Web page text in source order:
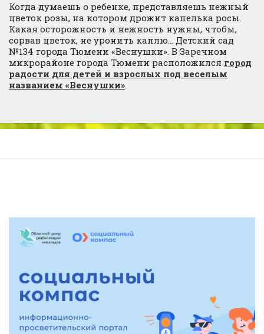
Когда думаешь о ребенке, представляешь нежный
цветок розы, на котором дрожит капелька росы.
Какая осторожность и нежность нужны, чтобы,
сорвав цветок, не уронить каплю… Детский сад
№134 города Тюмени «Веснушки». В Заречном
микрорайоне города Тюмени расположился город
радости для детей и взрослых под веселым
названием «Веснушки».